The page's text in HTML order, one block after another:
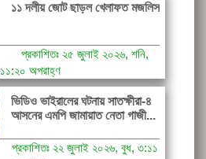
১১ দলীয় জোট ছাড়ল খেলাফত মজলিস
প্রকাশিতঃ ২৫ জুলাই ২০২৬, শনি,
১১:২০ অপরাহ্ণ
ভিডিও ভাইরালের ঘটনায় সাতক্ষীরা-৪
আসনের এমপি জামায়াত নেতা গাজী...
প্রকাশিতঃ ২২ জুলাই ২০২৬, বুধ, ৩:১১